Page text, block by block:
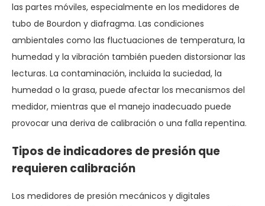
las partes móviles, especialmente en los medidores de
tubo de Bourdon y diafragma. Las condiciones
ambientales como las fluctuaciones de temperatura, la
humedad y la vibración también pueden distorsionar las
lecturas. La contaminación, incluida la suciedad, la
humedad o la grasa, puede afectar los mecanismos del
medidor, mientras que el manejo inadecuado puede
provocar una deriva de calibración o una falla repentina.
Tipos de indicadores de presión que
requieren calibración
Los medidores de presión mecánicos y digitales